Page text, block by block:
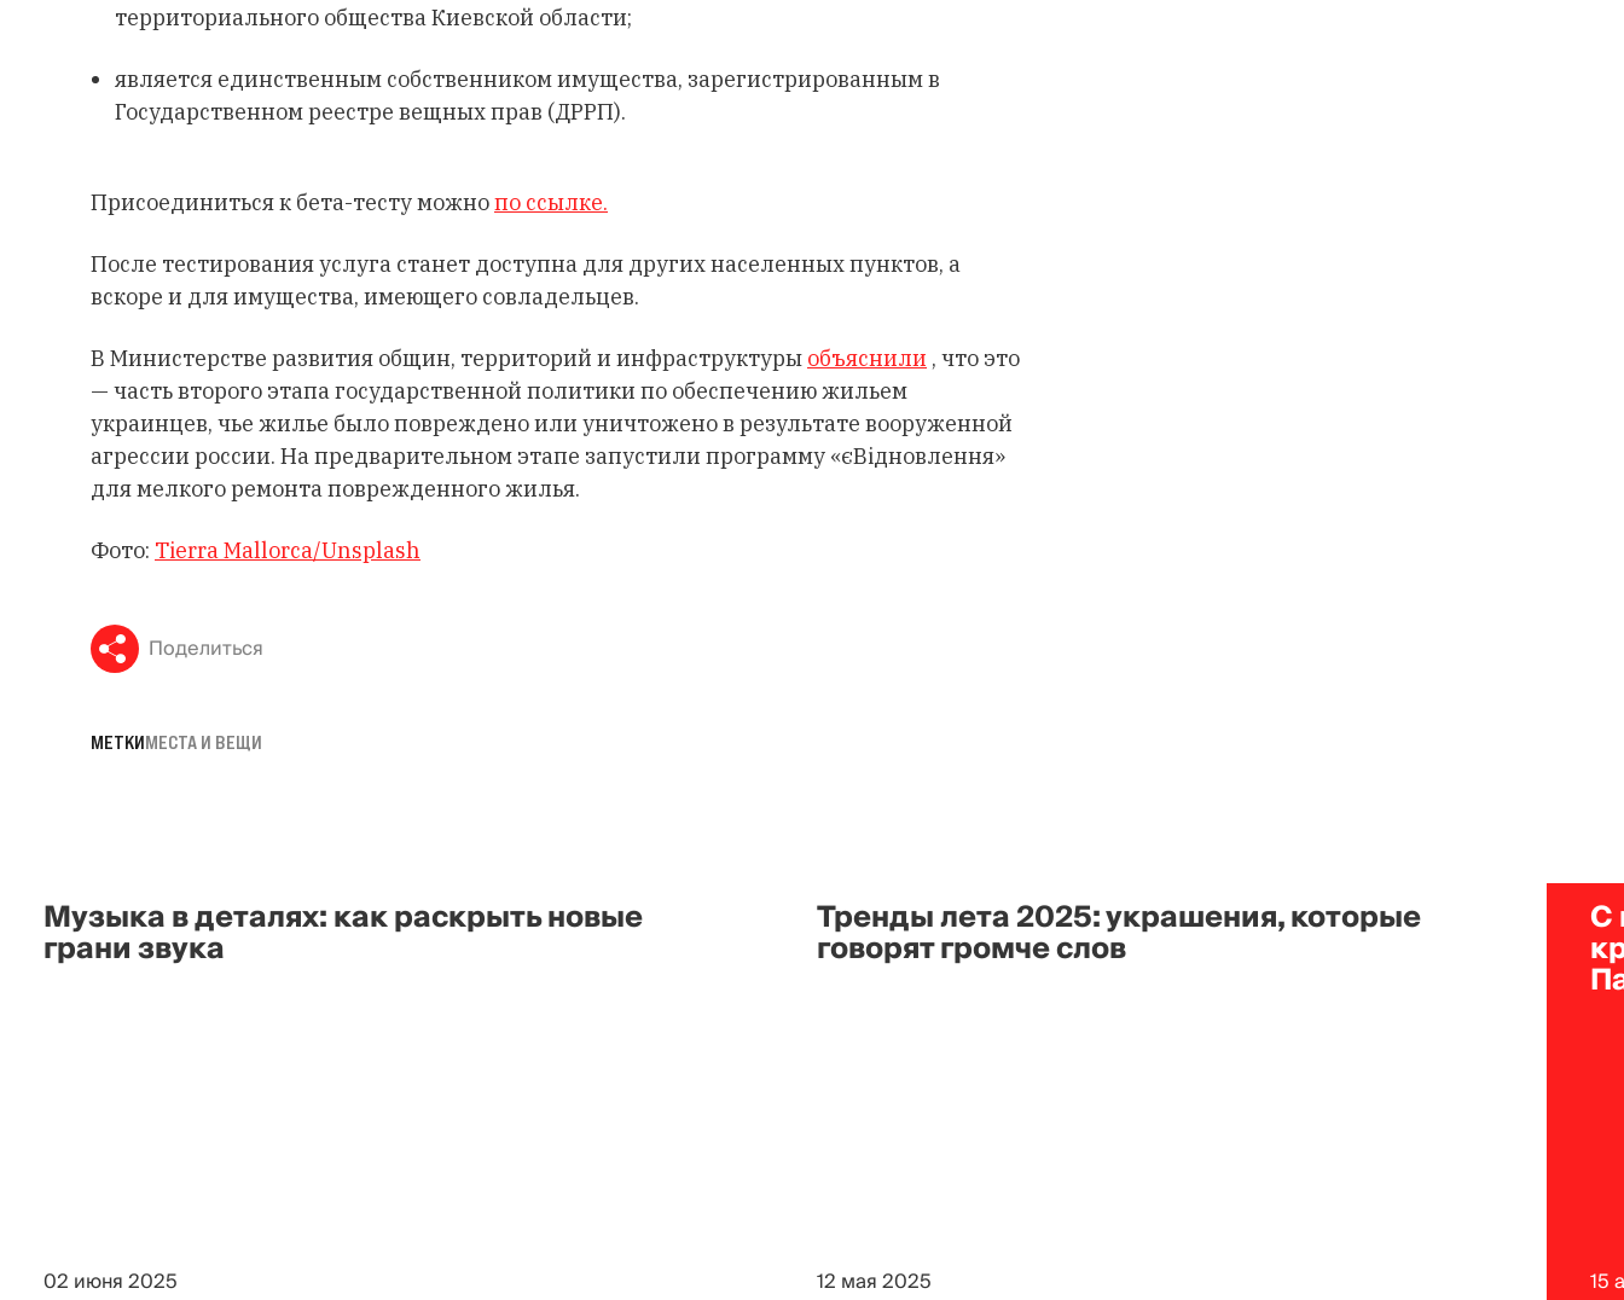
территориального общества Киевской области;
является единственным собственником имущества, зарегистрированным в
Государственном реестре вещных прав (ДРРП).
Присоединиться к бета-тесту можнопо ссылке.
После тестирования услуга станет доступна для других населенных пунктов, а
вскоре и для имущества, имеющего совладельцев.
В Министерстве развития общин, территорий и инфраструктуры объяснили , что это
— часть второго этапа государственной политики по обеспечению жильем
украинцев, чье жилье было повреждено или уничтожено в результате вооруженной
агрессии россии. На предварительном этапе запустили программу «єВідновлення»
для мелкого ремонта поврежденного жилья.
Фото: Tierra Mallorca/Unsplash
Поделиться
МЕТКИМЕСТА И ВЕЩИ
Музыка в деталях: как раскрыть новые
грани звука
02 июня 2025
Тренды лета 2025: украшения, которые
говорят громче слов
12 мая 2025
С
15